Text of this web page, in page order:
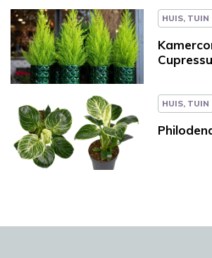
HUIS, TUIN
HUIS, TUIN